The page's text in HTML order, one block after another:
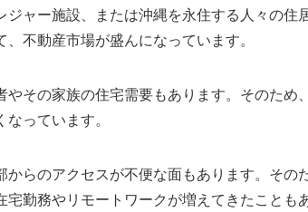
ャー施設、または沖縄を永住する人々の住
不動産市場が盛んになっています。
その家族の住宅需要もあります。そのため
っています。
らのアクセスが不便な面もあります。その
勤務やリモートワークが増えてきたことも